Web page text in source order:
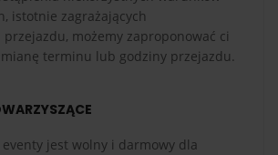
istotnie zagrażających
możemy zaproponować ci
terminu lub godziny przejazdu.
jest wolny i darmowy dla